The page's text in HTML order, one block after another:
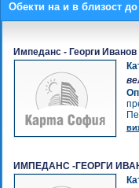
Обекти на и в близост
Импеданс - Георги Иванов
ИМПЕДАНС -ГЕОРГИ